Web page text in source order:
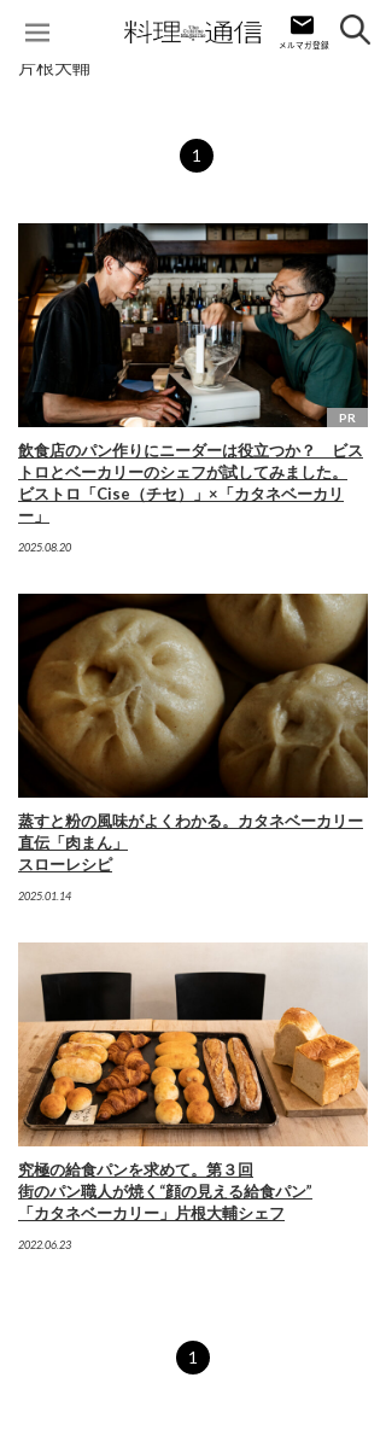
片根大輔
1
PR
飲食店のパン作りにニーダーは役立つか？ ビス
トロとベーカリーのシェフが試してみました。
ビストロ「Cise（チセ）」×「カタネベーカリ
ー」
2025.08.20
蒸すと粉の風味がよくわかる。カタネベーカリー
直伝「肉まん」
スローレシピ
2025.01.14
究極の給食パンを求めて。第３回
街のパン職人が焼く“顔の見える給食パン”
「カタネベーカリー」片根大輔シェフ
2022.06.23
1